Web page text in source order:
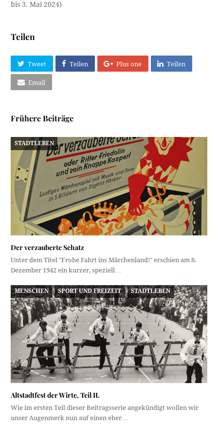
bis 3. Mai 2024)
Teilen
Tweet Teilen Plus one Teilen
Email
Frühere Beiträge
STADTLEBEN
Der verzauberte Schatz
Unter dem Titel "Frohe Fahrt ins Märchenland!" erschien am 8.
Dezember 1942 ein kurzer, speziell…
MENSCHEN SPORT UND FREIZEIT STADTLEBEN
Altstadtfest der Wirte, Teil II.
Wie im ersten Teil dieser Beitragsserie angekündigt wollen wir
unser Augenmerk nun auf einen eher…